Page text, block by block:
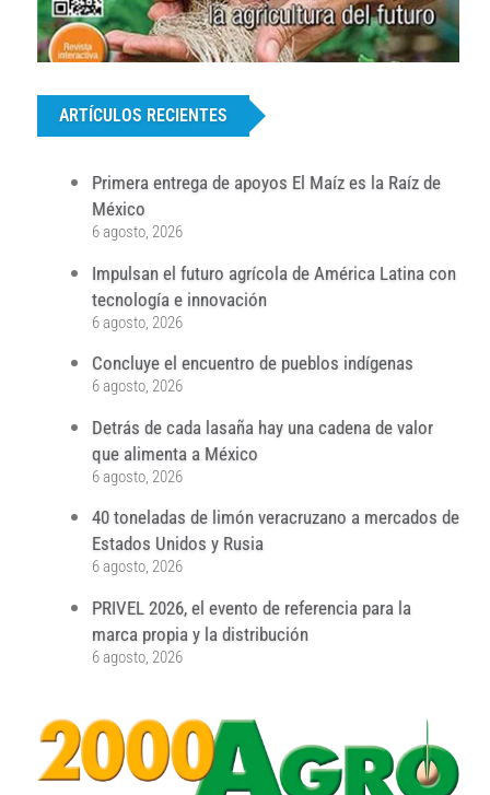
ARTÍCULOS RECIENTES
Primera entrega de apoyos El Maíz es la Raíz de
México
6 agosto, 2026
Impulsan el futuro agrícola de América Latina con
tecnología e innovación
6 agosto, 2026
Concluye el encuentro de pueblos indígenas
6 agosto, 2026
Detrás de cada lasaña hay una cadena de valor
que alimenta a México
6 agosto, 2026
40 toneladas de limón veracruzano a mercados de
Estados Unidos y Rusia
6 agosto, 2026
PRIVEL 2026, el evento de referencia para la
marca propia y la distribución
6 agosto, 2026